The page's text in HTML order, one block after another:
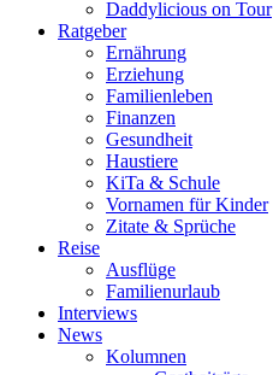
Daddylicious on Tour
Ratgeber
Ernährung
Erziehung
Familienleben
Finanzen
Gesundheit
Haustiere
KiTa & Schule
Vornamen für Kinder
Zitate & Sprüche
Reise
Ausflüge
Familienurlaub
Interviews
News
Kolumnen